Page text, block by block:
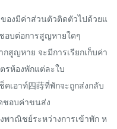
องมีค่าส่วนตัวติดตัวไปด้วยแ
อบต่อการสูญหายใดๆ
สูญหาย จะมีการเรียกเก็บค่า
รห้องพักแต่ละใบ
เอาท์四蒔ที่พักจะถูกส่งกลับ
ชอบค่าขนส่ง
พาณิชย์ระหว่างการเข้าพัก ห